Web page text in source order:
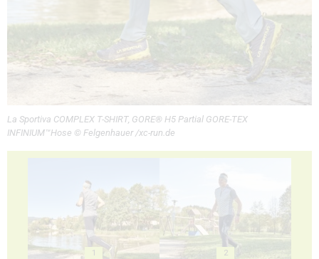
La Sportiva COMPLEX T-SHIRT, GORE® H5 Partial GORE-TEX
INFINIUM™Hose © Felgenhauer /xc-run.de
1 2